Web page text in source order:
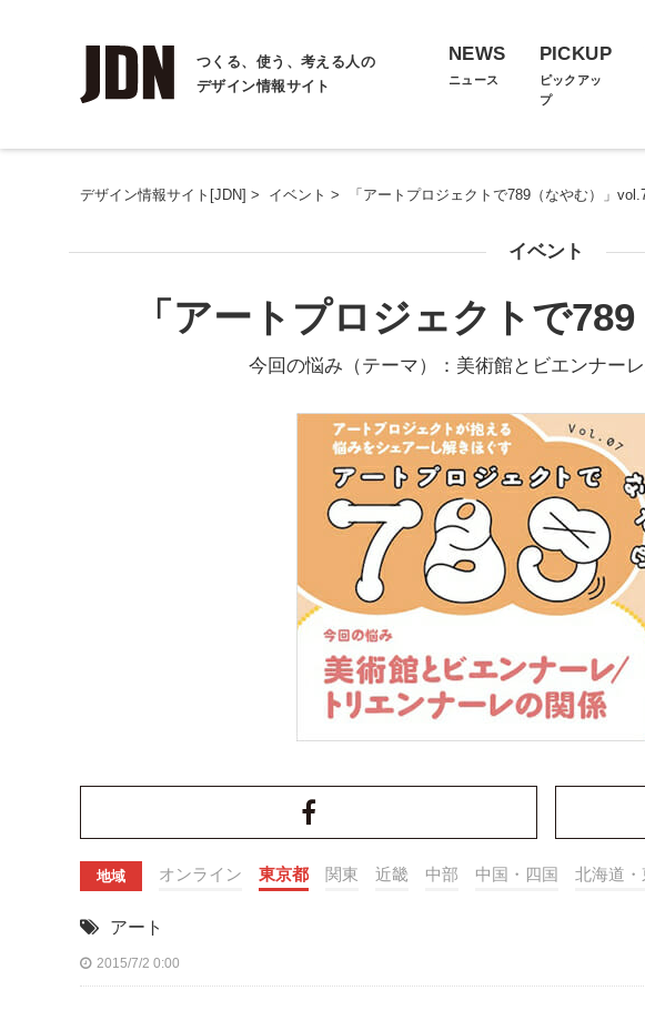
つくる、使う、考える人の
デザイン情報サイト
NEWS
ニュース
PICKUP
ピックアッ
プ
デザイン情報サイト[JDN] > イベント > 「アートプロジェクトで789（なやむ）」
イベント
「アートプロジェクトで
今回の悩み（テーマ）：美術館とビエンナー
地域 オンライン 東京都 関東 近畿 中部 中国・四国 北海道
アート
2015/7/2 0:00